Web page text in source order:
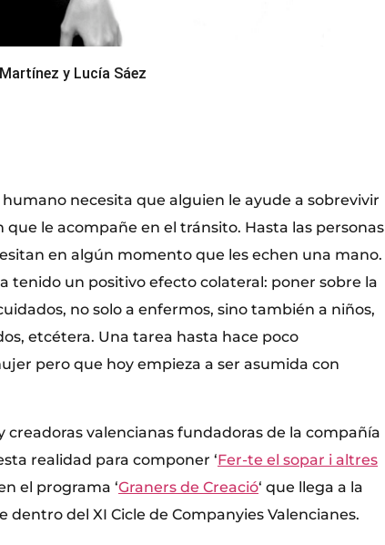
y Lucía Sáez
necesita que alguien le ayude a sobrevivir
le acompañe en el tránsito. Hasta las personas
en algún momento que les echen una mano.
tenido un positivo efecto colateral: poner sobre la
no solo a enfermos, sino también a niños,
etcétera. Una tarea hasta hace poco
pero que hoy empieza a ser asumida con
creadoras valencianas fundadoras de la compañía
realidad para componer ‘Fer-te el sopar i altres
el programa ‘Graners de Creació‘ que llega a la
dentro del XI Cicle de Companyies Valencianes.